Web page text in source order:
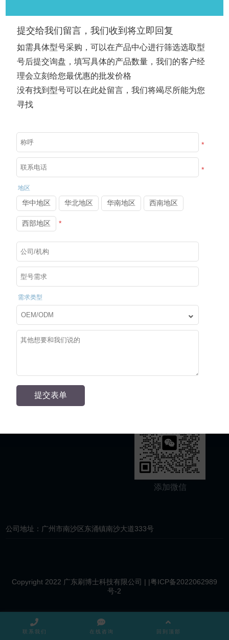
成人牙刷 B708 小头宠物牙刷 B019
推荐产品
创新科技、高端智造
12年资深行业经验的研发设计团队
多项发明专利
一站式服务
关注我们
添加微信
公司地址：广州市南沙区东涌镇南沙大道333号
Copyright 2022 广东刷博士科技有限公司 | |粤ICP备2022062989
号-2
提交给我们留言，我们收到将立即回复
如需具体型号采购，可以在产品中心进行筛选选取型
号后提交询盘，填写具体的产品数量，我们的客户经
理会立刻给您最优惠的批发价格
没有找到型号可以在此处留言，我们将竭尽所能为您
寻找
*
*
地区
华中地区 华北地区 华南地区 西南地区
西部地区 *
需求类型
联系我们 在线咨询 回到顶部